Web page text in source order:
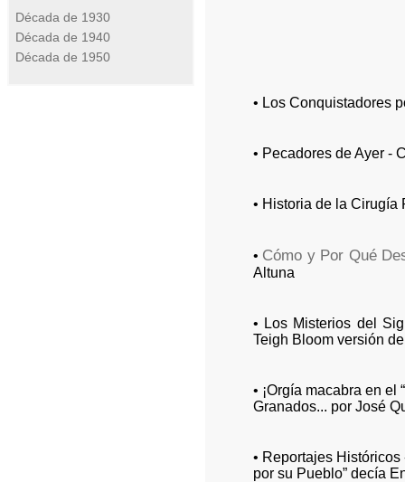
Década de 1930
Década de 1940
Década de 1950
• Los Conquistadores
• Pecadores de Ayer -
• Historia de la Cirugía
• Cómo y Por Qué
Altuna
• Los Misterios del
Teigh Bloom versión
• ¡Orgía macabra en
Granados... por José
• Reportajes
por su Pueblo” decía